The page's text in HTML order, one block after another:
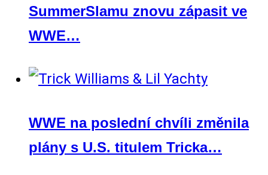
SummerSlamu znovu zápasit ve
WWE…
WWE na poslední chvíli změnila
plány s U.S. titulem Tricka…